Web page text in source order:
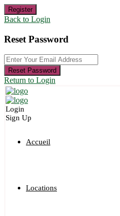
Register
Back to Login
Reset Password
Reset Password
Return to Login
Login
Sign Up
Accueil
Locations